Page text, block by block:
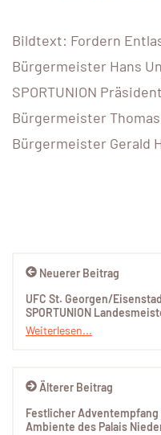
Bildtext: Fordern
Bürgermeister Hans
SPORTUNION
Bürgermeister
Bürgermeister Gerald
Älterer Beitrag
Festlicher Adventempfang
Ambiente des Palais
Neuerer Beitrag
UFC St. Georgen/
SPORTUNION
Weiterlesen...